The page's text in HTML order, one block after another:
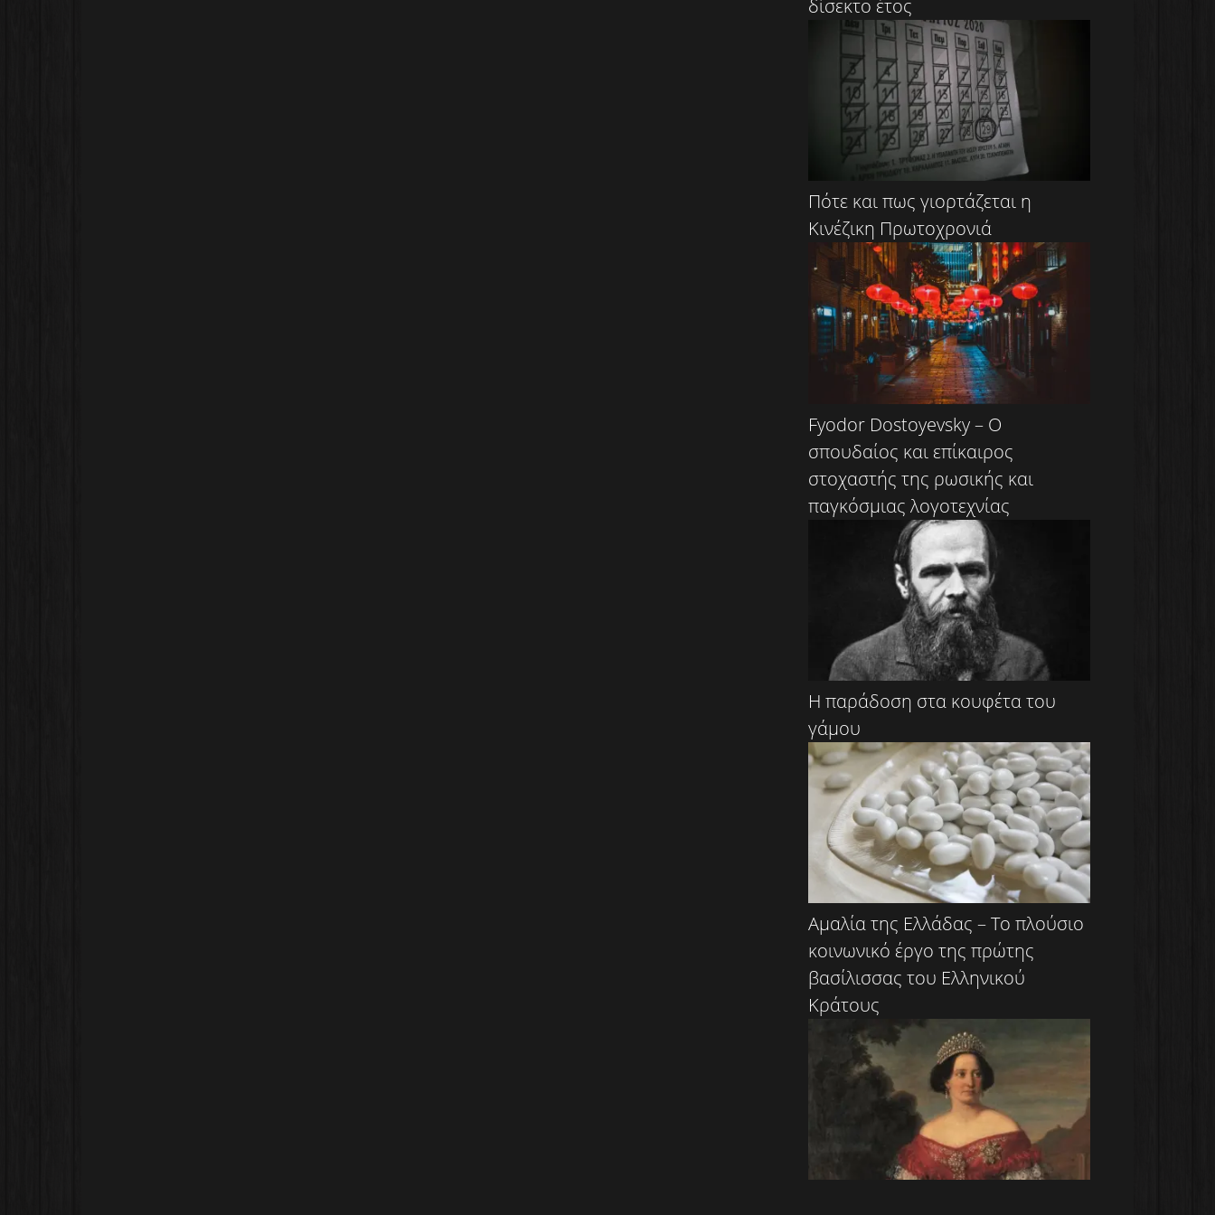
δίσεκτο έτος
Πότε και πως γιορτάζεται η
Κινέζικη Πρωτοχρονιά
Fyodor Dostoyevsky – Ο
σπουδαίος και επίκαιρος
στοχαστής της ρωσικής και
παγκόσμιας λογοτεχνίας
Η παράδοση στα κουφέτα του
γάμου
Αμαλία της Ελλάδας – Το πλούσιο
κοινωνικό έργο της πρώτης
βασίλισσας του Ελληνικού
Κράτους